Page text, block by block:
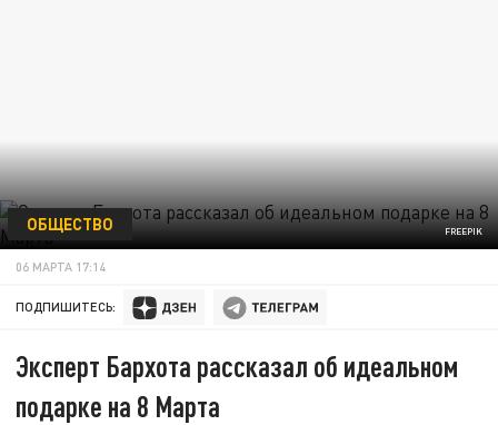
FREEPIK
ОБЩЕСТВО
06 МАРТА 17:14
ПОДПИШИТЕСЬ:
Эксперт Бархота рассказал об идеальном
подарке на 8 Марта